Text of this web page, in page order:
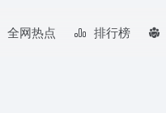
全网热点 排行榜